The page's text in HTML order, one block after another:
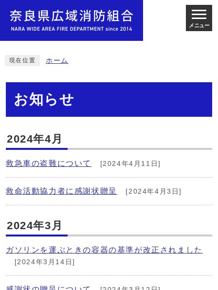
メニュー
現在位置 ホーム
お知らせ
2024年4月
救急車の盗難について [2024年4月11日]
救命活動協力者に感謝状贈呈 [2024年4月3日]
2024年3月
ガソリンを運ぶときの容器の基準が改正されました
[2024年3月14日]